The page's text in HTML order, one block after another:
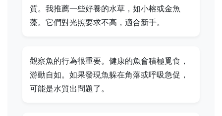
質。我推薦一些好養的水草，如小榕或金魚
藻。它們對光照要求不高，適合新手。
觀察魚的行為很重要。健康的魚會積極覓食，
游動自如。如果發現魚躲在角落或呼吸急促，
可能是水質出問題了。